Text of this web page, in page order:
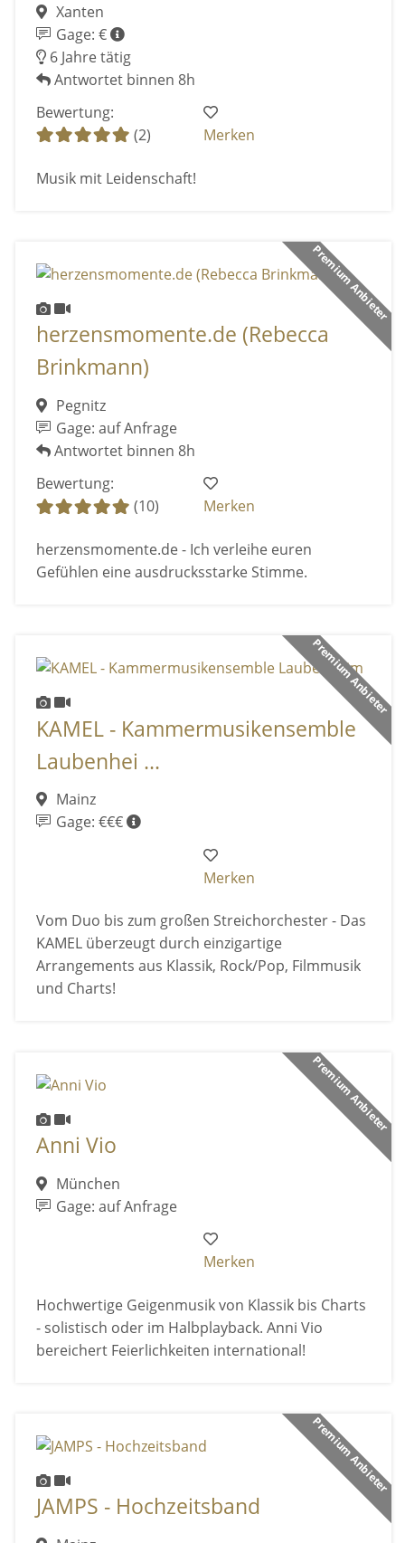
Xanten
Gage: €
6 Jahre tätig
Antwortet binnen 8h
Bewertung:
(2)
Merken
Musik mit Leidenschaft!
Premium Anbieter
herzensmomente.de (Rebecca
Brinkmann)
Pegnitz
Gage: auf Anfrage
Antwortet binnen 8h
Bewertung:
(10)
Merken
herzensmomente.de - Ich verleihe euren
Gefühlen eine ausdrucksstarke Stimme.
Premium Anbieter
KAMEL - Kammermusikensemble
Laubenhei ...
Mainz
Gage: €€€
Merken
Vom Duo bis zum großen Streichorchester - Das
KAMEL überzeugt durch einzigartige
Arrangements aus Klassik, Rock/Pop, Filmmusik
und Charts!
Premium Anbieter
Anni Vio
München
Gage: auf Anfrage
Merken
Hochwertige Geigenmusik von Klassik bis Charts
- solistisch oder im Halbplayback. Anni Vio
bereichert Feierlichkeiten international!
Premium Anbieter
JAMPS - Hochzeitsband